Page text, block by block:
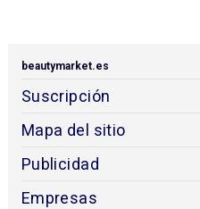
beautymarket.es
Suscripción
Mapa del sitio
Publicidad
Empresas